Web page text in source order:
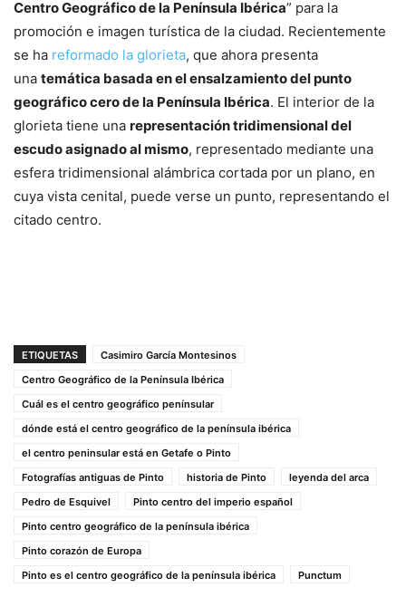
Centro Geográfico de la Península Ibérica” para la
promoción e imagen turística de la ciudad. Recientemente
se ha reformado la glorieta, que ahora presenta
una temática basada en el ensalzamiento del punto
geográfico cero de la Península Ibérica. El interior de la
glorieta tiene una representación tridimensional del
escudo asignado al mismo, representado mediante una
esfera tridimensional alámbrica cortada por un plano, en
cuya vista cenital, puede verse un punto, representando el
citado centro.
ETIQUETAS
Casimiro García Montesinos
Centro Geográfico de la Península Ibérica
Cuál es el centro geográfico penínsular
dónde está el centro geográfico de la península ibérica
el centro peninsular está en Getafe o Pinto
Fotografías antiguas de Pinto
historia de Pinto
leyenda del arca
Pedro de Esquivel
Pinto centro del imperio español
Pinto centro geográfico de la península ibérica
Pinto corazón de Europa
Pinto es el centro geográfico de la península ibérica
Punctum